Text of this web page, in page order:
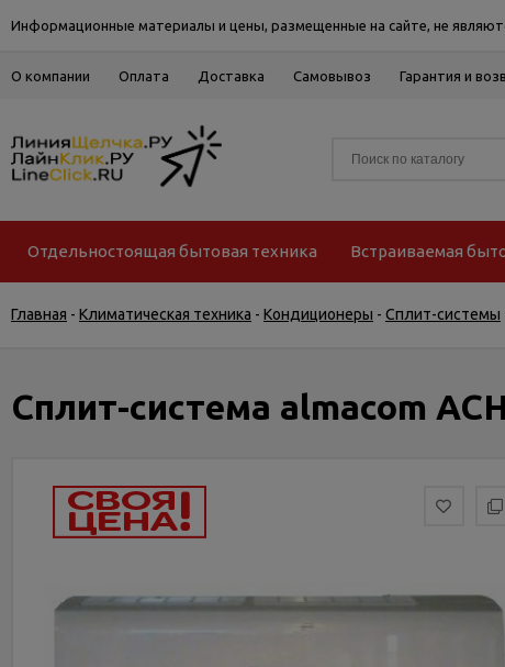
Информационные материалы и цены, размещенные на сайте, не
О компании Оплата Доставка Самовывоз Гарантия и
Отдельностоящая бытовая техника Встраиваемая
Главная - Климатическая техника - Кондиционеры - Сплит-системы
Сплит-система almacom